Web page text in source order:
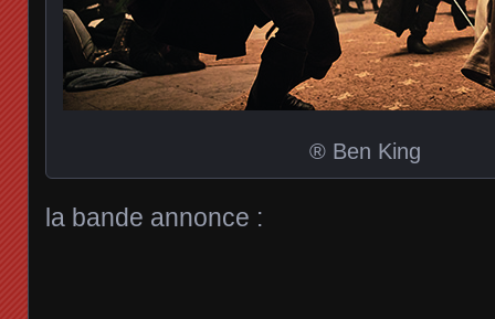
® Ben King
la bande annonce :